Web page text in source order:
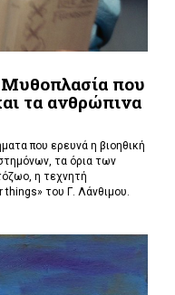
Μυθοπλασία που
τα ανθρώπινα
που ερευνά η βιοηθική
τα όρια των
η τεχνητή
things» του Γ. Λάνθιμου.